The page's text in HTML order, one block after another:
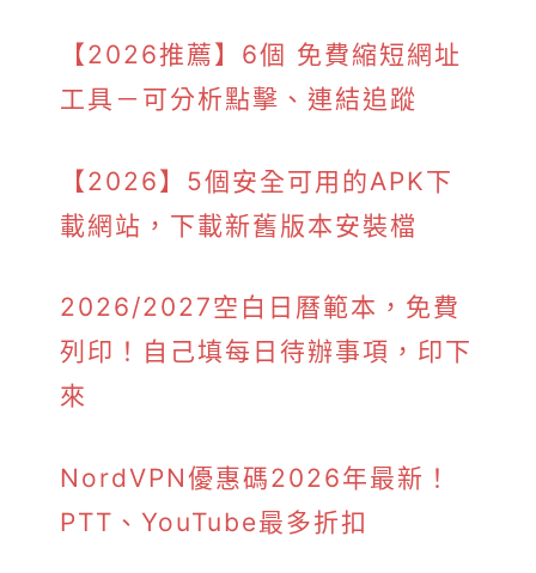
【2026推薦】6個 免費縮短網址
工具－可分析點擊、連結追蹤
【2026】5個安全可用的APK下
載網站，下載新舊版本安裝檔
2026/2027空白日曆範本，免費
列印！自己填每日待辦事項，印下
來
NordVPN優惠碼2026年最新！
PTT、YouTube最多折扣